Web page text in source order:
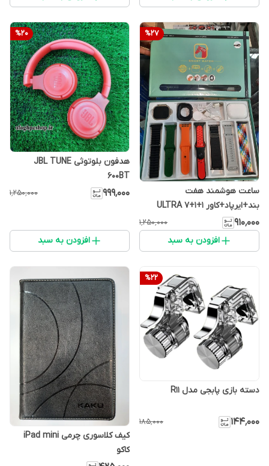
%27
ساعت هوشمند هفت
بند+ایرپاد+کاور ULTRA 7+1+1
۹۱۰٬۰۰۰ ۱٬۲۵۰٬۰۰۰
افزودن به سبد
%20
هدفون بلوتوثی JBL TUNE
600BT
۹۹۹٬۰۰۰ ۱٬۲۵۰٬۰۰۰
افزودن به سبد
%22
دسته بازی پابجی مدل R11
۱۴۴٬۰۰۰ ۱۸۵٬۰۰۰
کیف کلاسوری چرمی iPad mini
کاکو